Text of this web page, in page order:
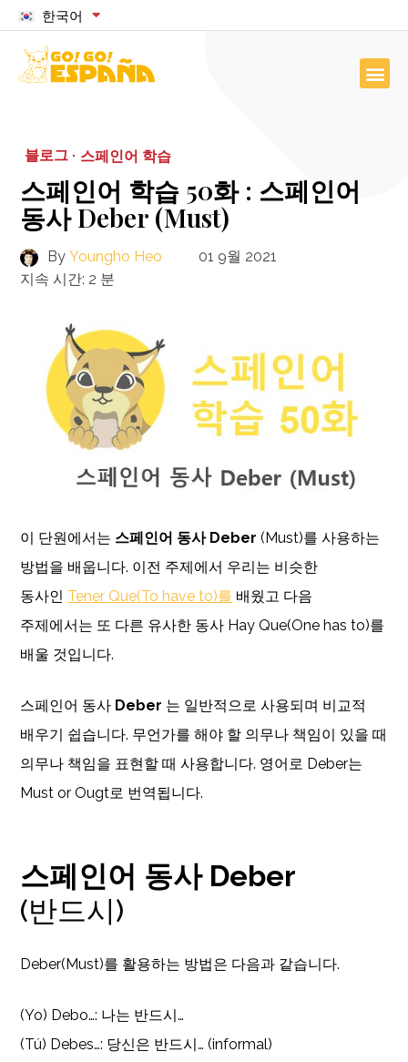
한국어
블로그 · 스페인어 학습
스페인어 학습 50화 : 스페인어
동사 Deber (Must)
By Youngho Heo
01 9월 2021
지속 시간: 2 분
이 단원에서는 스페인어 동사 Deber (Must)를 사용하는
방법을 배웁니다. 이전 주제에서 우리는 비슷한
동사인 Tener Que(To have to)를 배웠고 다음
주제에서는 또 다른 유사한 동사 Hay Que(One has to)를
배울 것입니다.
스페인어 동사 Deber 는 일반적으로 사용되며 비교적
배우기 쉽습니다. 무언가를 해야 할 의무나 책임이 있을 때
의무나 책임을 표현할 때 사용합니다. 영어로 Deber는
Must or Ougt로 번역됩니다.
스페인어 동사 Deber
(반드시)
Deber(Must)를 활용하는 방법은 다음과 같습니다.
(Yo) Debo…: 나는 반드시…
(Tú) Debes…: 당신은 반드시… (informal)